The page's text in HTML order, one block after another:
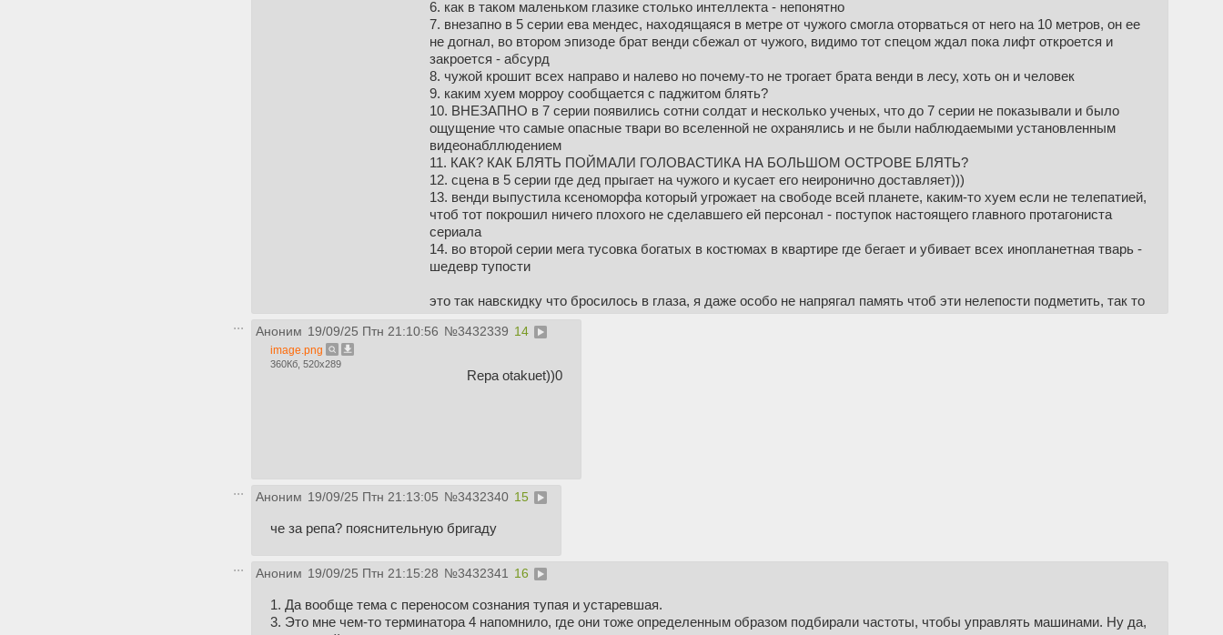
6. как в таком маленьком глазике столько интеллекта - непонятно
7. внезапно в 5 серии ева мендес, находящаяся в метре от чужого смогла оторваться от него на 10 метров, он ее
не догнал, во втором эпизоде брат венди сбежал от чужого, видимо тот спецом ждал пока лифт откроется и
закроется - абсурд
8. чужой крошит всех направо и налево но почему-то не трогает брата венди в лесу, хоть он и человек
9. каким хуем морроу сообщается с паджитом блять?
10. ВНЕЗАПНО в 7 серии появились сотни солдат и несколько ученых, что до 7 серии не показывали и было
ощущение что самые опасные твари во вселенной не охранялись и не были наблюдаемыми установленным
видеонабллюдением
11. КАК? КАК БЛЯТЬ ПОЙМАЛИ ГОЛОВАСТИКА НА БОЛЬШОМ ОСТРОВЕ БЛЯТЬ?
12. сцена в 5 серии где дед прыгает на чужого и кусает его неиронично доставляет)))
13. венди выпустила ксеноморфа который угрожает на свободе всей планете, каким-то хуем если не телепатией,
чтоб тот покрошил ничего плохого не сделавшего ей персонал - поступок настоящего главного протагониста
сериала
14. во второй серии мега тусовка богатых в костюмах в квартире где бегает и убивает всех инопланетная тварь -
шедевр тупости
это так навскидку что бросилось в глаза, я даже особо не напрягал память чтоб эти нелепости подметить, так то
я фанат франшизы и чувствую что меня отымели, наебали и наплевали, создатели хорошенько покурили
Аноним 19/09/25 Птн 21:10:56 №3432339 14
image.png
360Кб, 520x289
Repa otakuet))0
Аноним 19/09/25 Птн 21:13:05 №3432340 15
че за репа? пояснительную бригаду
Аноним 19/09/25 Птн 21:15:28 №3432341 16
1. Да вообще тема с переносом сознания тупая и устаревшая.
3. Это мне чем-то терминатора 4 напомнило, где они тоже определенным образом подбирали частоты, чтобы управлять машинами. Ну да,